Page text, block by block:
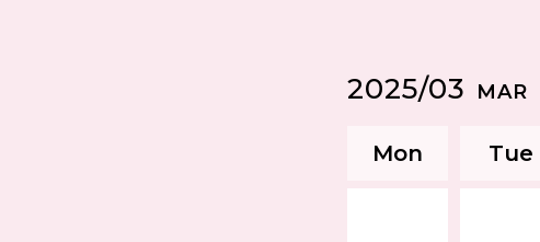
2025/03 MAR
Mon Tue